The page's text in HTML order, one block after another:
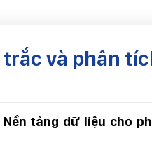
và phân
tảng dữ liệu cho